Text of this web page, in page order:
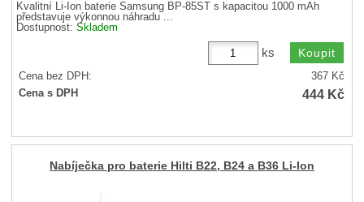
Kvalitní Li-Ion baterie Samsung BP-85ST s kapacitou 1000 mAh
představuje výkonnou náhradu ...
Dostupnost:Skladem
ks
Cena bez DPH: 367 Kč
Cena s DPH
444 Kč
Nabíječka pro baterie Hilti B22, B24 a B36 Li-Ion